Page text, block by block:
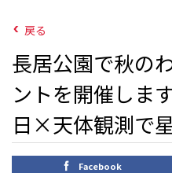
戻る
長居公園で秋の
ントを開催しま
日×天体観測で
Facebook